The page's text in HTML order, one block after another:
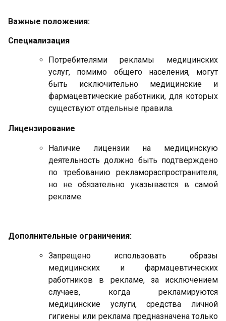
Важные положения:
Специализация
Потребителями рекламы медицинских
услуг, помимо общего населения, могут
быть исключительно медицинские и
фармацевтические работники, для которых
существуют отдельные правила.
Лицензирование
Наличие лицензии на медицинскую
деятельность должно быть подтверждено
по требованию рекламораспространителя,
но не обязательно указывается в самой
рекламе.
Дополнительные ограничения:
Запрещено использовать образы
медицинских и фармацевтических
работников в рекламе, за исключением
случаев, когда рекламируются
медицинские услуги, средства личной
гигиены или реклама предназначена только